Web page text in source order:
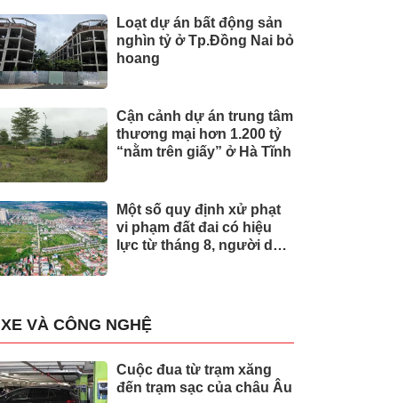
Loạt dự án bất động sản
nghìn tỷ ở Tp.Đồng Nai bỏ
hoang
Cận cảnh dự án trung tâm
thương mại hơn 1.200 tỷ
“nằm trên giấy” ở Hà Tĩnh
Một số quy định xử phạt
vi phạm đất đai có hiệu
lực từ tháng 8, người dân
XE VÀ CÔNG NGHỆ
Cuộc đua từ trạm xăng
đến trạm sạc của châu Âu